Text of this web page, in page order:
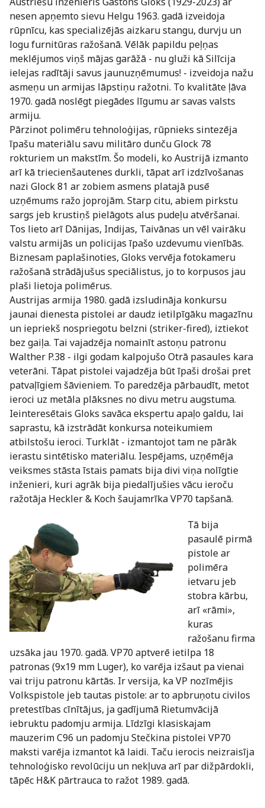
nesen apņemto sievu Helgu 1963. gadā izveidoja
rūpnīcu, kas specializējās aizkaru stangu, durvju un
logu furnitūras ražošanā. Vēlāk papildu peļņas
meklējumos viņš mājas garāžā - nu gluži kā Silīcija
ielejas radītāji savus jaunuzņēmumus! - izveidoja nažu
asmeņu un armijas lāpstiņu ražotni. To kvalitāte ļāva
1970. gadā noslēgt piegādes līgumu ar savas valsts
armiju.
Pārzinot polimēru tehnoloģijas, rūpnieks sintezēja
īpašu materiālu savu militāro dunču Glock 78
rokturiem un makstīm. Šo modeli, ko Austrijā izmanto
arī kā triecienšautenes durkli, tāpat arī izdzīvošanas
nazi Glock 81 ar zobiem asmens platajā pusē
uzņēmums ražo joprojām. Starp citu, abiem pirkstu
sargs jeb krustiņš pielāgots alus pudeļu atvēršanai.
Tos lieto arī Dānijas, Indijas, Taivānas un vēl vairāku
valstu armijās un policijas īpašo uzdevumu vienībās.
Biznesam paplašinoties, Gloks vervēja fotokameru
ražošanā strādājušus speciālistus, jo to korpusos jau
plaši lietoja polimērus.
Austrijas armija 1980. gadā izsludināja konkursu
jaunai dienesta pistolei ar daudz ietilpīgāku magazīnu
un iepriekš nospriegotu belzni (striker-fired), iztiekot
bez gaiļa. Tai vajadzēja nomainīt astoņu patronu
Walther P.38 - ilgi godam kalpojušo Otrā pasaules kara
veterāni. Tāpat pistolei vajadzēja būt īpaši drošai pret
patvaļīgiem šāvieniem. To paredzēja pārbaudīt, metot
ieroci uz metāla plāksnes no divu metru augstuma.
Ieinteresētais Gloks savāca ekspertu apaļo galdu, lai
saprastu, kā izstrādāt konkursa noteikumiem
atbilstošu ieroci. Turklāt - izmantojot tam ne pārāk
ierastu sintētisko materiālu. Iespējams, uzņēmēja
veiksmes stāsta īstais pamats bija divi viņa nolīgtie
inženieri, kuri agrāk bija piedalījušies vācu ieroču
ražotāja Heckler & Koch šaujamrīka VP70 tapšanā.
Tā bija
pasaulē pirmā
pistole ar
polimēra
ietvaru jeb
stobra kārbu,
arī «rāmi»,
kuras
ražošanu firma
uzsāka jau 1970. gadā. VP70 aptverē ietilpa 18
patronas (9x19 mm Luger), ko varēja izšaut pa vienai
vai triju patronu kārtās. Ir versija, ka VP nozīmējis
Volkspistole jeb tautas pistole: ar to apbruņotu civilos
pretestības cīnītājus, ja gadījumā Rietumvācijā
iebruktu padomju armija. Līdzīgi klasiskajam
mauzerim C96 un padomju Stečkina pistolei VP70
maksti varēja izmantot kā laidi. Taču ierocis neizraisīja
tehnoloģisko revolūciju un nekļuva arī par dižpārdokli,
tāpēc H&K pārtrauca to ražot 1989. gadā.